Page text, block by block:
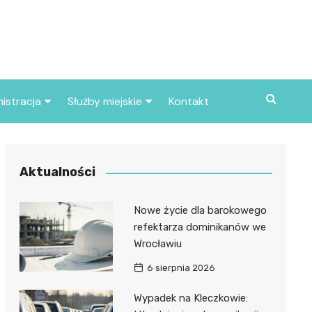
miasta
Służby miejskie
Policja
Kontakt
Aktualności
Nowe życie dla barokowego
refektarza dominikanów we
Wrocławiu
6 sierpnia 2026
Wypadek na Kleczkowie: